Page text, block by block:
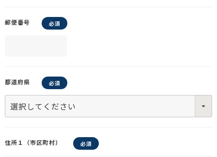
郵便番号
都道府県
住所１（市区町村）